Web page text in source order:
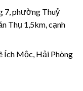
7, phường Thuỷ
Thụ 1,5km, cạnh
Ích Mộc, Hải Phòng